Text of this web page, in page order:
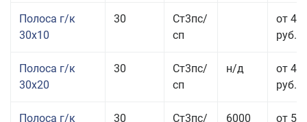
Полоса г/к
30x10
30
Ст3пс/
сп
от 46
руб.
Полоса г/к
30x20
30
Ст3пс/
сп
н/д
от 44
руб.
Полоса г/к 30 Ст3пс/ 6000 от 50